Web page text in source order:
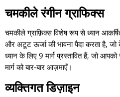
चमकीले रंगीन ग्राफिक्स
चमकीले ग्राफ़िक्स विशेष रूप से ध्यान
और अटूट ऊर्जा की भावना पैदा करता है,
ध्यान के लिए 9 मार्ग प्रस्तावित हैं, जो
मार्ग को बार-बार आज़माएँ।
व्यक्तिगत डिज़ाइन